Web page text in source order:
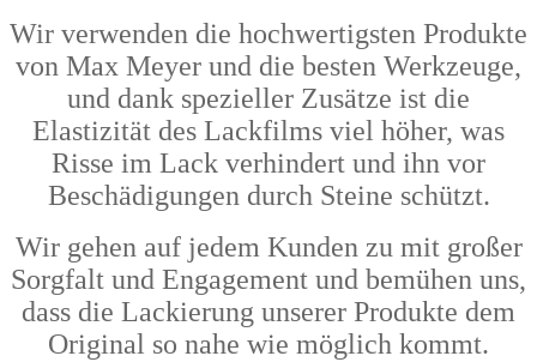
Wir verwenden die hochwertigsten Produkte
von Max Meyer und die besten Werkzeuge,
und dank spezieller Zusätze ist die
Elastizität des Lackfilms viel höher, was
Risse im Lack verhindert und ihn vor
Beschädigungen durch Steine schützt.
Wir gehen auf jedem Kunden zu mit großer
Sorgfalt und Engagement und bemühen uns,
dass die Lackierung unserer Produkte dem
Original so nahe wie möglich kommt.